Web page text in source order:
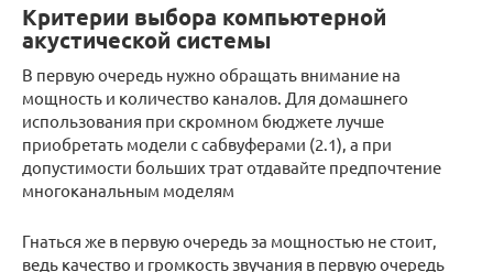
Критерии выбора компьютерной
акустической системы
В первую очередь нужно обращать внимание на
мощность и количество каналов. Для домашнего
использования при скромном бюджете лучше
приобретать модели с сабвуферами (2.1), а при
допустимости больших трат отдавайте предпочтение
многоканальным моделям
Гнаться же в первую очередь за мощностью не стоит,
ведь качество и громкость звучания в первую очередь